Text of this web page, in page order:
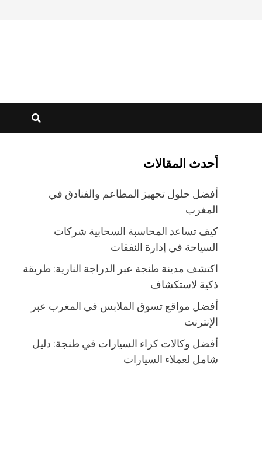
أحدث المقالات
أفضل حلول تجهيز المطاعم والفنادق في
المغرب
كيف تساعد المحاسبة السحابية شركات
السياحة في إدارة النفقات
اكتشف مدينة طنجة عبر الدراجة النارية: طريقة
ذكية لاستكشاف
أفضل مواقع تسوق الملابس في المغرب عبر
الإنترنت
أفضل وكالات كراء السيارات في طنجة: دليل
شامل لعملاء السيارات